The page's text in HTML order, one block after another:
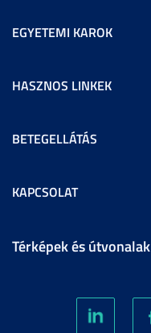
EGYETEMI KAROK
HASZNOS LINKEK
BETEGELLÁTÁS
KAPCSOLAT
Térképek és útvonalak